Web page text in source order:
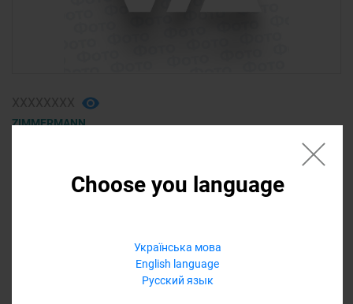
Choose you language
Українська мова
English language
Русский язык
ZIMMERMANN
Еще варианты